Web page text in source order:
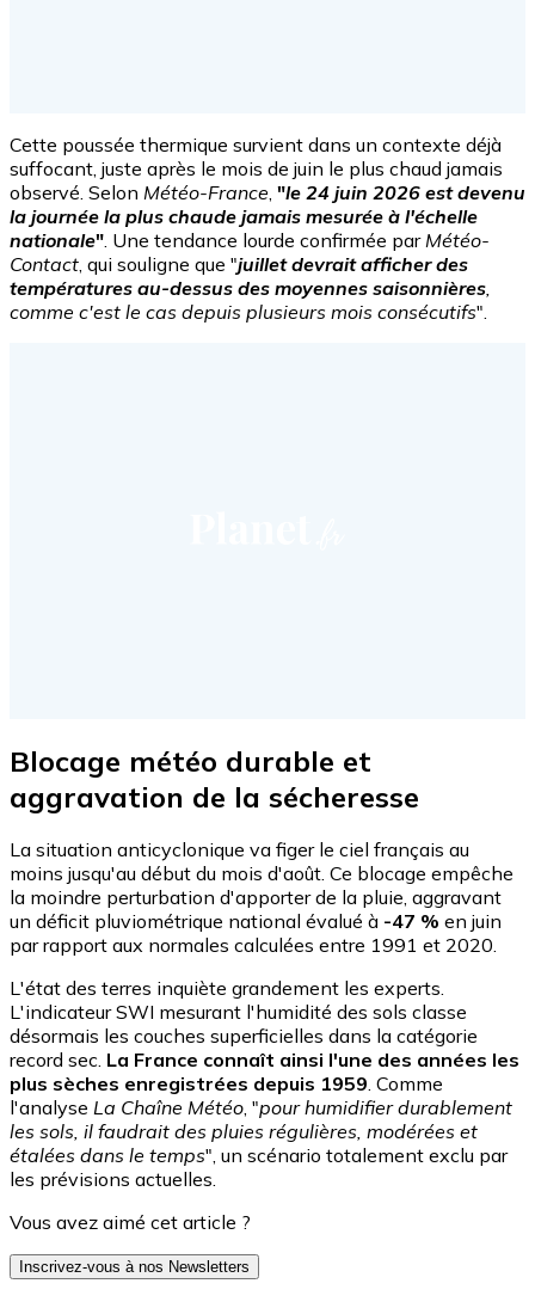
Cette poussée thermique survient dans un contexte déjà
suffocant, juste après le mois de juin le plus chaud jamais
observé. Selon Météo-France "le 24 juin 2026 est devenu
la journée la plus chaude jamais mesurée à l'échelle
nationale" . Une tendance lourde confirmée par Météo-
Contact , qui souligne que "juillet devrait afficher des
températures au-dessus des moyennes saisonnières
comme c'est le cas depuis plusieurs mois consécutifs".
Blocage météo durable et
aggravation de la sécheresse
La situation anticyclonique va figer le ciel français au
moins jusqu'au début du mois d'août. Ce blocage empêche
la moindre perturbation d'apporter de la pluie, aggravant
un déficit pluviométrique national évalué à -47 % en juin
par rapport aux normales calculées entre 1991 et 2020.
L'état des terres inquiète grandement les experts.
L'indicateur SWI mesurant l'humidité des sols classe
désormais les couches superficielles dans la catégorie
record sec. La France connaît ainsi l'une des années les
plus sèches enregistrées depuis 1959. Comme
l'analyse La Chaîne Météo, "pour humidifier durablement
les sols, il faudrait des pluies régulières, modérées et
étalées dans le temps", un scénario totalement exclu par
les prévisions actuelles.
Vous avez aimé cet article ?
Inscrivez-vous à nos Newsletters